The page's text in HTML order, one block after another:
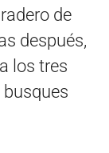
de
después,
los tres